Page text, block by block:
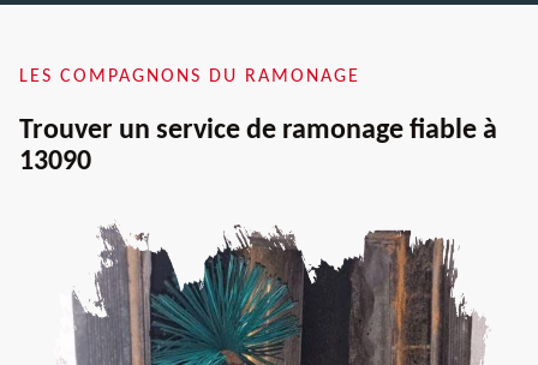
LES COMPAGNONS DU RAMONAGE
Trouver un service de ramonage fiable à
13090